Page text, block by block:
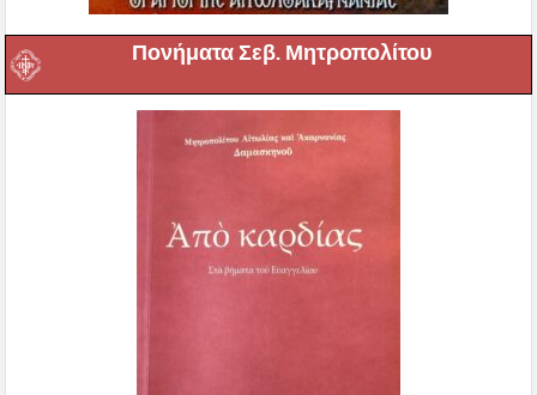
Πονήματα Σεβ. Μητροπολίτου